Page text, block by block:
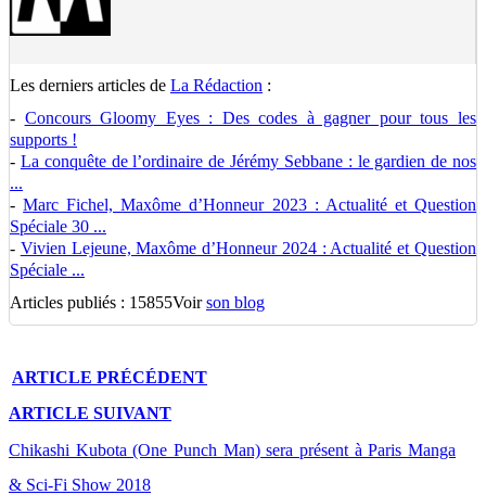
Les derniers articles de La Rédaction :
- Concours Gloomy Eyes : Des codes à gagner pour tous les
supports !
- La conquête de l’ordinaire de Jérémy Sebbane : le gardien de nos
...
-Marc Fichel, Maxôme d’Honneur 2023 : Actualité et Question
Spéciale 30 ...
- Vivien Lejeune, Maxôme d’Honneur 2024 : Actualité et Question
Spéciale ...
Articles publiés : 15855Voirson blog
ARTICLE PRÉCÉDENT
ARTICLE SUIVANT
Chikashi Kubota (One Punch Man) sera présent à Paris Manga
& Sci-Fi Show 2018